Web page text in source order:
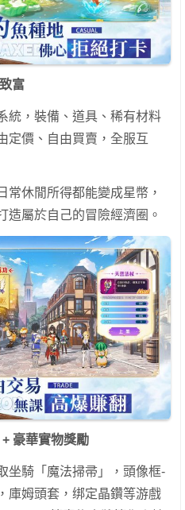
富
統，裝備、道具、稀有材料
定價、自由買賣，全服互
常休閒所得都能變成星幣，
造屬於自己的冒險經濟圈。
豪華實物獎勵
坐騎「魔法掃帚」，頭像框-
庫姆頭套，绑定晶鑽等游戲